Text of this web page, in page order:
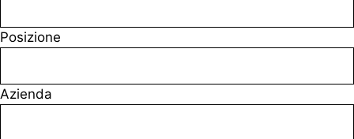
Posizione
Azienda